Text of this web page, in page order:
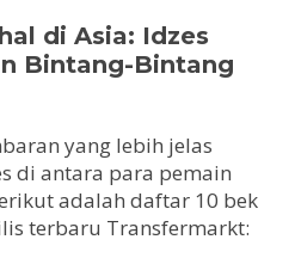
di Asia: Idzes
Bintang-Bintang
yang lebih jelas
di antara para pemain
adalah daftar 10 bek
terbaru Transfermarkt: